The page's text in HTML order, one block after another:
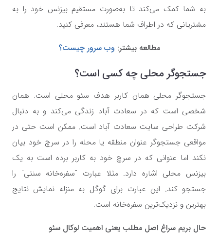
به شما کمک می‌کند تا به‌صورت مستقیم بیزنس خود را به
مشتریانی که در اطراف شما هستند، معرفی کنید.
مطالعه بیشتر: وب سرور چیست؟
جستجوگر محلی چه کسی است؟
جستجوگر محلی همان کاربر هدف سئو محلی است. همان
شخصی است که در سعادت آباد زندگی می‌کند و به دنبال
شرکت طراحی سایت سعادت آباد است. ممکن است حتی در
مواقعی جستجوگر عنوان منطقه یا محله را در سرچ خود بیان
نکند اما عنوانی که در سرچ خود به کاربر برده است به یک
بیزنس محلی اشاره دارد. مثلا عبارت "سفره‌خانه سنتی" را
جستجو کند. این عبارت برای گوگل به منزله نمایش نتایج
بهترین و نزدیک‌ترین سفره‌خانه است.
حال بریم سراغ اصل مطلب یعنی اهمیت لوکال سئو